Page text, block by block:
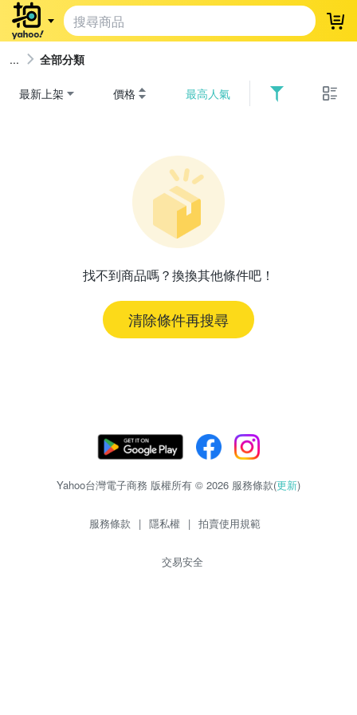
登
全部分類
最新上架 價格 最高人氣
找不到商品嗎？換換其他條件吧！
清除條件再搜尋
Yahoo台灣電子商務 版權所有 © 2026 服務條款(更新)
服務條款 | 隱私權 | 拍賣使用規範
交易安全